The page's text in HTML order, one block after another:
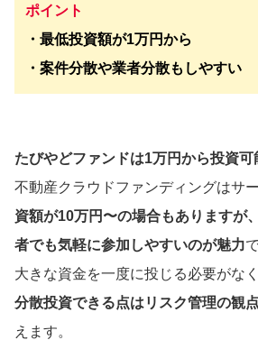
ポイント
・最低投資額が1万円から
・案件分散や業者分散もしやすい
たびやどファンドは1万円から投資可
不動産クラウドファンディングはサ
資額が10万円〜の場合もありますが
者でも気軽に参加しやすいのが魅力
大きな資金を一度に投じる必要がなく
分散投資できる点はリスク管理の観
えます。